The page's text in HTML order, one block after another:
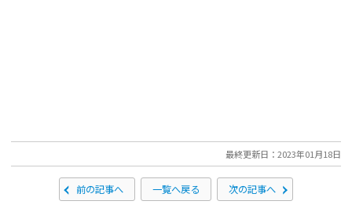
最終更新日：2023年01月18日
前の記事へ 一覧へ戻る 次の記事へ